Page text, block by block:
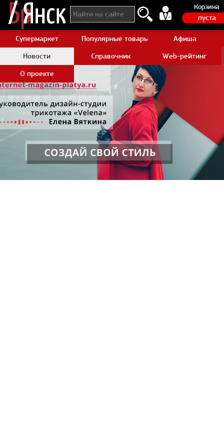
Корзина
пуста
Супермаркет Популярные товары AliexpressАфиша
Новости
Справочник
Web-рейтинг
О проекте